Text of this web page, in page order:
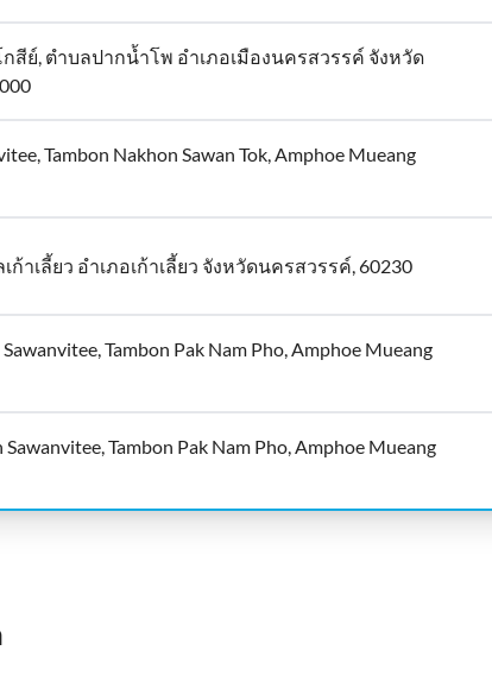
สีย์, ตำบลปากน้ำโพ อำเภอเมืองนครสวรรค์ จังหวัด
Tambon Nakhon Sawan Tok, Amphoe Mueang
ก้าเลี้ยว อำเภอเก้าเลี้ยว จังหวัดนครสวรรค์, 60230
Tambon Pak Nam Pho, Amphoe Mueang
Sawanvitee, Tambon Pak Nam Pho, Amphoe Mueang